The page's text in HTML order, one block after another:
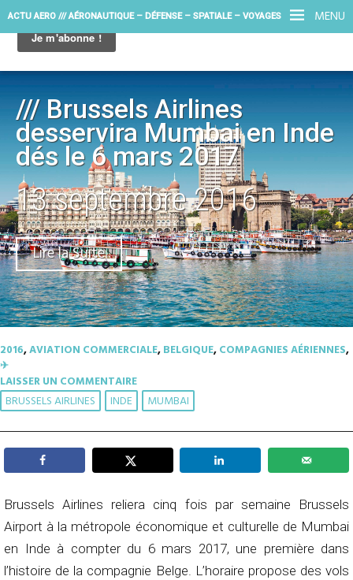
MENU
ACTU AERO /// AÉRONAUTIQUE – DÉFENSE – SPATIALE – VOYAGES
/// Brussels Airlines
desservira Mumbai en Inde
dés le 6 mars 2017
13 septembre 2016
Lire la Suite
2016,AVIATION COMMERCIALE,BELGIQUE,COMPAGNIES AÉRIENNES,
✈︎
LAISSER UN COMMENTAIRE
BRUSSELS AIRLINES INDE MUMBAI
Brussels Airlines reliera cinq fois par semaine Brussels
Airport à la métropole économique et culturelle de Mumbai
en Inde à compter du 6 mars 2017, une première dans
l’histoire de la compagnie Belge. L’horaire propose des vols